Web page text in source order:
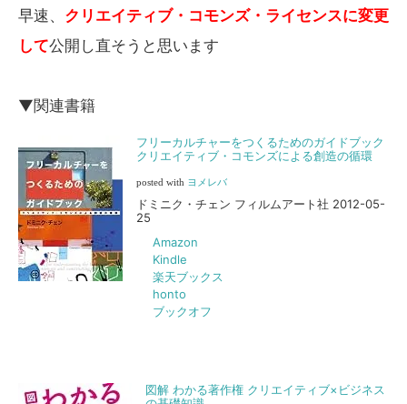
早速、 クリエイティブ・コモンズ・ライセンスに変更
して公開し直そうと思います
▼関連書籍
フリーカルチャーをつくるためのガイドブック
クリエイティブ・コモンズによる創造の循環
posted with ヨメレバ
ドミニク・チェン フィルムアート社 2012-05-
25
Amazon
Kindle
楽天ブックス
honto
ブックオフ
図解 わかる著作権 クリエイティブ×ビジネス